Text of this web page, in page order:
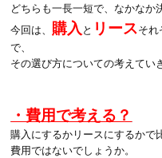
どちらも一長一短で、なかなか
今回は、 購入 と リースそれ
で、
その選び方についての考えてい
・費用で考える？
購入にするかリースにするかで
費用ではないでしょうか。